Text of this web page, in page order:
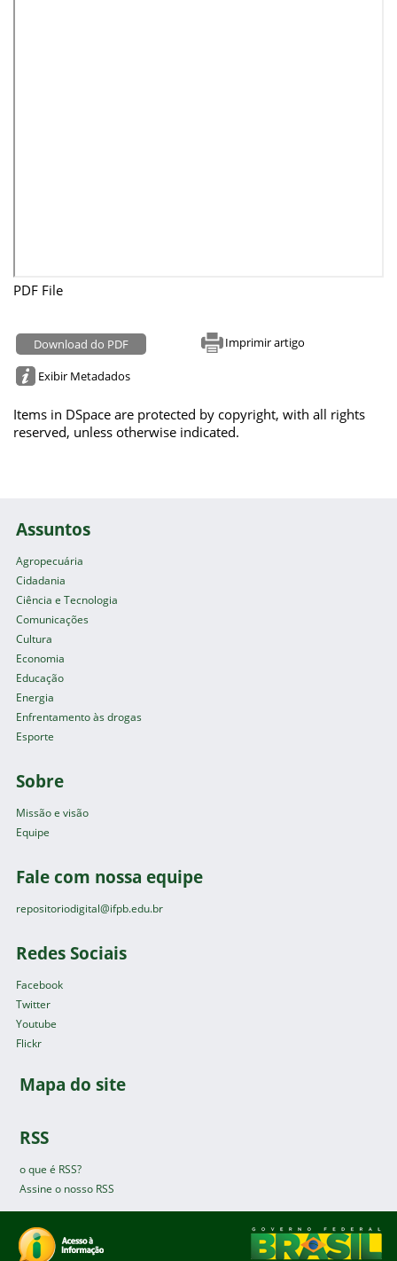
PDF File
Download do PDF Imprimir artigo
Exibir Metadados
Items in DSpace are protected by copyright, with all rights
reserved, unless otherwise indicated.
Assuntos
Agropecuária
Cidadania
Ciência e Tecnologia
Comunicações
Cultura
Economia
Educação
Energia
Enfrentamento às drogas
Esporte
Sobre
Missão e visão
Equipe
Fale com nossa equipe
repositoriodigital@ifpb.edu.br
Redes Sociais
Facebook
Twitter
Youtube
Flickr
Mapa do site
RSS
o que é RSS?
Assine o nosso RSS